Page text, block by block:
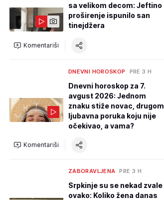
sa velikom decom: Jeftino
proširenje ispunilo san
tinejdžera
Komentariši
DNEVNI HOROSKOP PRE 3 H
Dnevni horoskop za 7.
avgust 2026: Jednom
znaku stiže novac, drugom
ljubavna poruka koju nije
očekivao, a vama?
Komentariši
ZABORAVLJENA PRE 3 H
Srpkinje su se nekad zvale
ovako: Koliko žena danas